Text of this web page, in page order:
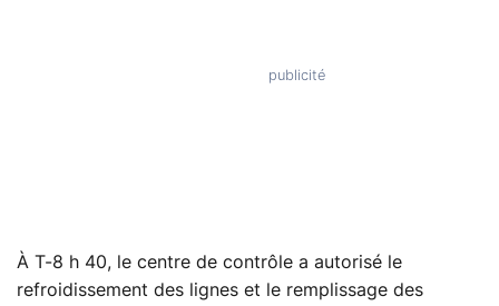
À T-8 h 40, le centre de contrôle a autorisé le
refroidissement des lignes et le remplissage des